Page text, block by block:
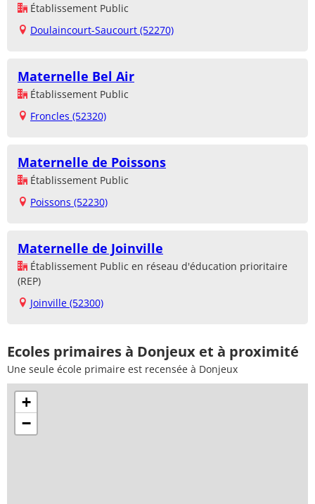
Établissement Public
Doulaincourt-Saucourt (52270)
Maternelle Bel Air
Établissement Public
Froncles (52320)
Maternelle de Poissons
Établissement Public
Poissons (52230)
Maternelle de Joinville
Établissement Public en réseau d'éducation prioritaire
(REP)
Joinville (52300)
Ecoles primaires à Donjeux et à proximité
Une seule école primaire est recensée à Donjeux
+
−